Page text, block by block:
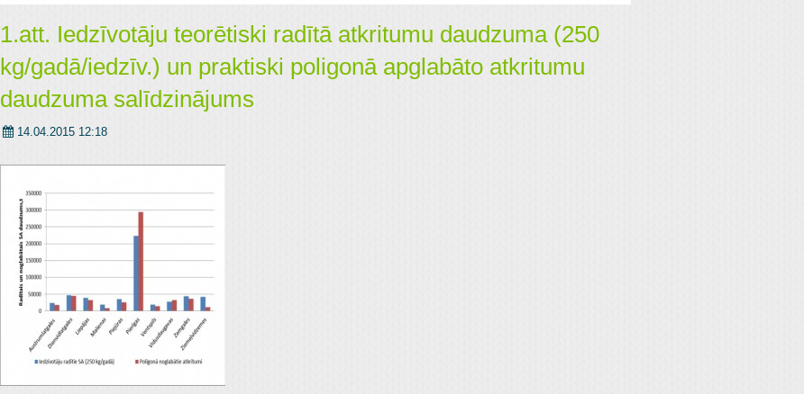
1.att. Iedzīvotāju teorētiski radītā atkritumu daudzuma (250
kg/gadā/iedzīv.) un praktiski poligonā apglabāto atkritumu
daudzuma salīdzinājums
14.04.2015 12:18